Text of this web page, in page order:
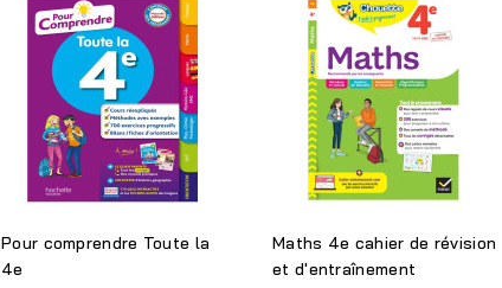
Pour comprendre Toute la
4e
Maths 4e cahier de révision
et d'entraînement